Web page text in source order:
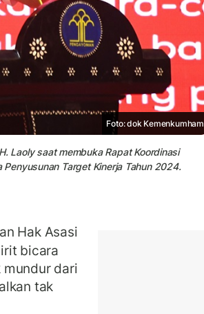
Foto: dok Kemenkumham
Laoly saat membuka Rapat Koordinasi
Target Kinerja Tahun 2024.
Hak Asasi
bicara
mundur dari
tak